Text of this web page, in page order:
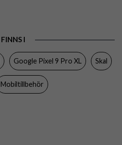
Trådlös laddning-kompatibel
Genomskinlig
FINNS I
Google Pixel 9 Pro XL Skal
Mobiltillbehör